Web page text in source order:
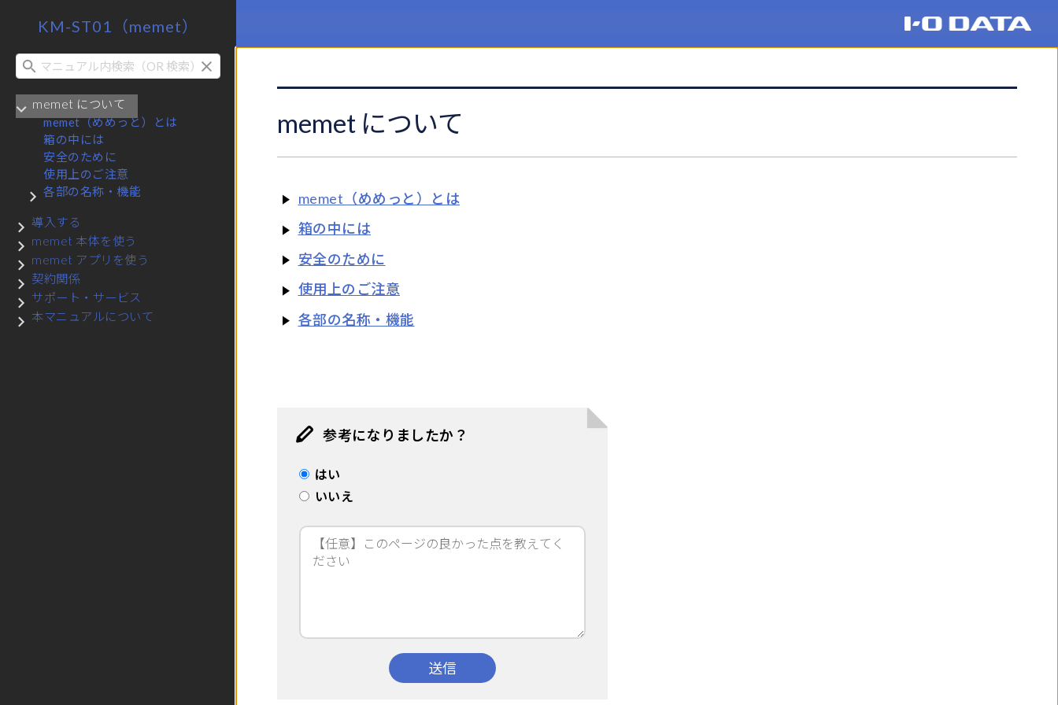
memet について
memet（めめっと）とは
箱の中には
安全のために
使用上のご注意
各部の名称・機能
参考になりましたか？
はい
いいえ
送信
KM-ST01（memet）
検索
サブメニュー memet について
memet について
memet（めめっと）とは
箱の中には
安全のために
使用上のご注意
サブメニュー 各部の名称・機能
各部の名称・機能
サブメニュー 導入する
導入する
サブメニュー memet 本体を使う
memet 本体を使う
サブメニュー memet アプリを使う
memet アプリを使う
サブメニュー 契約関係
契約関係
サブメニュー サポート・サービス
サポート・サービス
サブメニュー 本マニュアルについて
本マニュアルについて